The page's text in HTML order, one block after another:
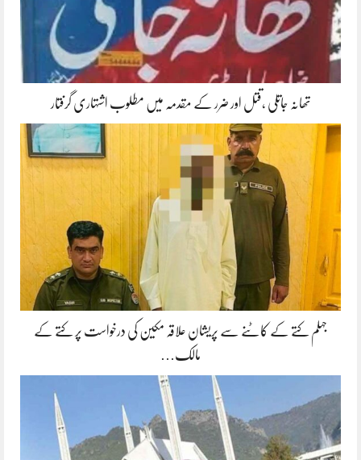
تھانہ جاتلی ،قتل اور ضرر کے مقدمہ میں مطلوب اشتہاری گرفتار
جہلم کتے کے کاٹنے سے پریشان علاقہ مکین کی درخواست پر کتے کے
مالک…